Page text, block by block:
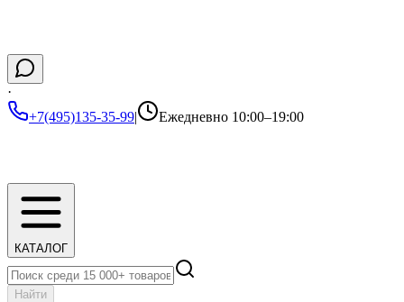
·
+7(495)135-35-99| Ежедневно 10:00–19:00
КАТАЛОГ
Найти